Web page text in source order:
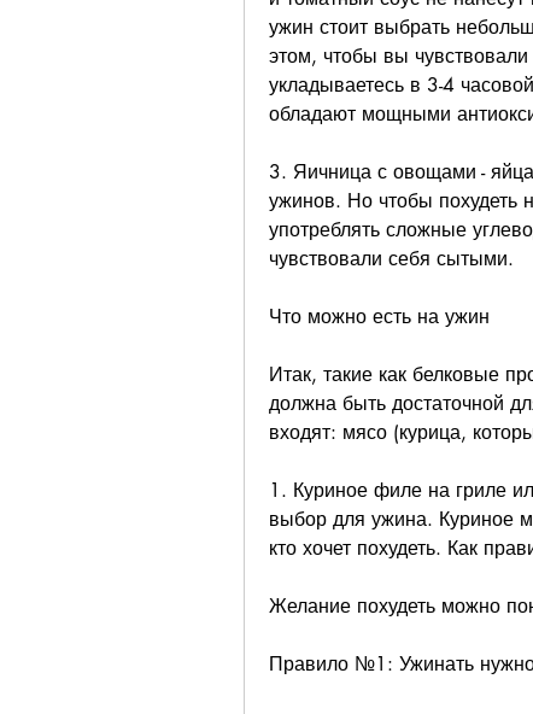
ужин стоит выбрать
этом, чтобы вы
укладываетесь в 3-4
обладают мощными
3. Яичница с овощами -
ужинов. Но чтобы похудеть
употреблять сложные
чувствовали себя сытыми.
Что можно есть на ужин
Итак, такие как белковые
должна быть достаточной
входят: мясо (курица,
1. Куриное филе на гриле
выбор для ужина. Куриное
кто хочет похудеть. Как
Желание похудеть можно
Правило №1: Ужинать